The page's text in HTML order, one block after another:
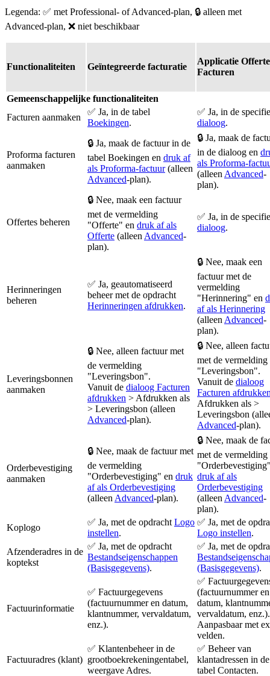
Legenda: ✅ met Professional- of Advanced-plan, 🔒 alleen met
Advanced-plan, ❌ niet beschikbaar
Functionaliteiten Geïntegreerde facturatie
Applicatie
Facturen
Gemeenschappelijke functionaliteiten
Facturen aanmaken
✅ Ja, in de tabel
Boekingen.
✅ Ja, in de
dialoog.
Proforma facturen
aanmaken
🔒 Ja, maak de factuur in de
tabel Boekingen en druk af
als Proforma-factuur(alleen
Advanced-plan).
🔒 Ja, maak de
in de dialoog en
als Proforma-
(alleen Advanced-
plan).
Offertes beheren
🔒 Nee, maak een factuur
met de vermelding
"Offerte" en druk af als
Offerte (alleen Advanced-
plan).
✅ Ja, in de
dialoog.
Herinneringen
beheren
✅ Ja, geautomatiseerd
beheer met de opdracht
Herinneringen afdrukken.
🔒 Nee, maak een
factuur met de
vermelding
"Herinnering" en
af als Herinnering
(alleen Advanced-
plan).
Leveringsbonnen
aanmaken
🔒 Nee, alleen factuur met
de vermelding
"Leveringsbon".
Vanuit de dialoog Facturen
afdrukken > Afdrukken als
> Leveringsbon (alleen
Advanced-plan).
🔒 Nee, alleen
met de vermelding
"Leveringsbon".
Vanuit de dialoog
Facturen
Afdrukken als >
Leveringsbon
Advanced-plan).
Orderbevestiging
aanmaken
🔒 Nee, maak de factuur met
de vermelding
"Orderbevestiging" en druk
af als Orderbevestiging
(alleen Advanced-plan).
🔒 Nee, maak de
met de vermelding
druk af als
Orderbevestiging
(alleen Advanced-
plan).
Koplogo
✅ Ja, met de opdracht Logo
instellen.
✅ Ja, met de
Logo instellen.
Afzenderadres in de
koptekst
✅ Ja, met de opdracht
Bestandseigenschappen
(Basisgegevens).
✅ Ja, met de
(Basisgegevens).
Factuurinformatie
✅ Factuurgegevens
(factuurnummer en datum,
klantnummer, vervaldatum,
enz.).
✅
(factuurnummer en
datum,
vervaldatum, enz.).
Aanpasbaar met
velden.
Factuuradres (klant)
✅ Klantenbeheer in de
grootboekrekeningentabel,
weergave Adres.
✅ Beheer van
klantadressen in de
tabel Contacten.